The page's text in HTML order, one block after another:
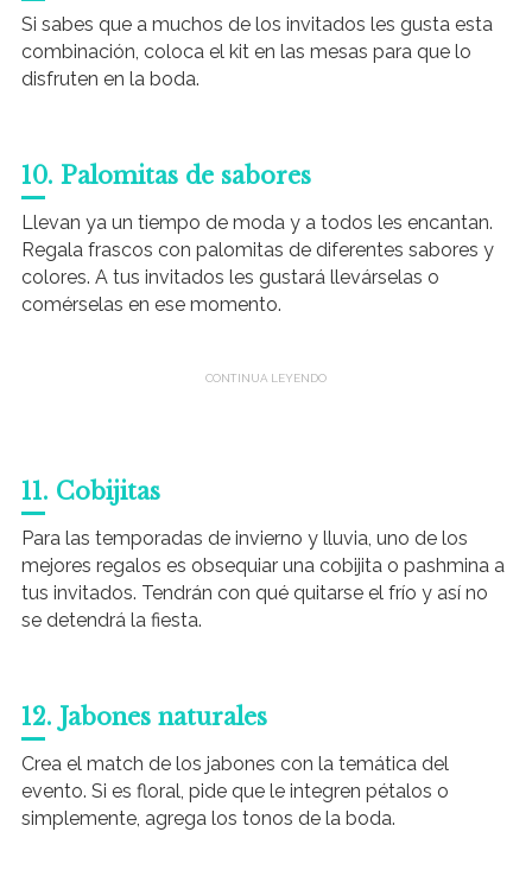
Si sabes que a muchos de los invitados les gusta esta
combinación, coloca el kit en las mesas para que lo
disfruten en la boda.
10. Palomitas de sabores
Llevan ya un tiempo de moda y a todos les encantan.
Regala frascos con palomitas de diferentes sabores y
colores. A tus invitados les gustará llevárselas o
comérselas en ese momento.
11. Cobijitas
Para las temporadas de invierno y lluvia, uno de los
mejores regalos es obsequiar una cobijita o pashmina a
tus invitados. Tendrán con qué quitarse el frío y así no
se detendrá la fiesta.
12. Jabones naturales
Crea el match de los jabones con la temática del
evento. Si es floral, pide que le integren pétalos o
simplemente, agrega los tonos de la boda.